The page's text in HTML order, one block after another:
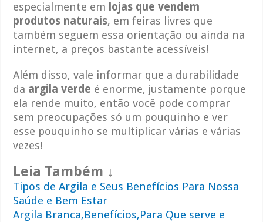
especialmente em lojas que vendem
produtos naturais, em feiras livres que
também seguem essa orientação ou ainda na
internet, a preços bastante acessíveis!
Além disso, vale informar que a durabilidade
da argila verde é enorme, justamente porque
ela rende muito, então você pode comprar
sem preocupações só um pouquinho e ver
esse pouquinho se multiplicar várias e várias
vezes!
Leia Também ↓
Tipos de Argila e Seus Benefícios Para Nossa
Saúde e Bem Estar
Argila Branca,Benefícios,Para Que serve e